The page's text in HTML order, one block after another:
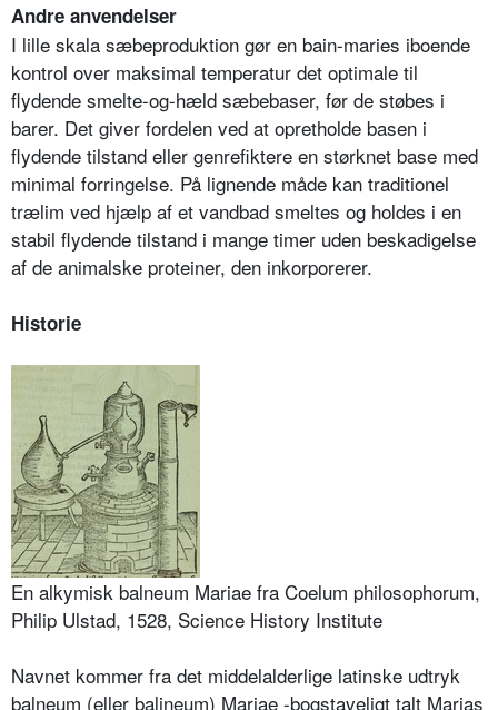
Andre anvendelser
I lille skala sæbeproduktion gør en bain-maries iboende
kontrol over maksimal temperatur det optimale til
flydende smelte-og-hæld sæbebaser, før de støbes i
barer. Det giver fordelen ved at opretholde basen i
flydende tilstand eller genrefiktere en størknet base med
minimal forringelse. På lignende måde kan traditionel
trælim ved hjælp af et vandbad smeltes og holdes i en
stabil flydende tilstand i mange timer uden beskadigelse
af de animalske proteiner, den inkorporerer.
Historie
En alkymisk balneum Mariae fra Coelum philosophorum,
Philip Ulstad, 1528, Science History Institute
Navnet kommer fra det middelalderlige latinske udtryk
balneum (eller balineum) Mariae -bogstaveligt talt Marias